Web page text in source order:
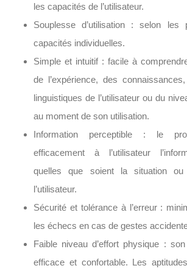
les capacités de l’utilisateur.
Souplesse d’utilisation : selon les
capacités individuelles.
Simple et intuitif : facile à
de l’expérience, des
linguistiques de l’utilisateur ou du
au moment de son utilisation.
Information perceptible : le
efficacement à l’utilisateur
quelles que soient la situation
l’utilisateur.
Sécurité et tolérance à l’erreur :
les échecs en cas de gestes
Faible niveau d’effort physique :
efficace et confortable. Les